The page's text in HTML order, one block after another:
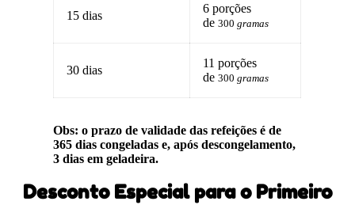
15 dias
6 porções
de300gramas
30 dias
11 porções
de300gramas
Obs: o prazo de validade das refeições é de
365 dias congeladas e, após descongelamento,
3 dias em geladeira.
Desconto Especial para o Primeiro